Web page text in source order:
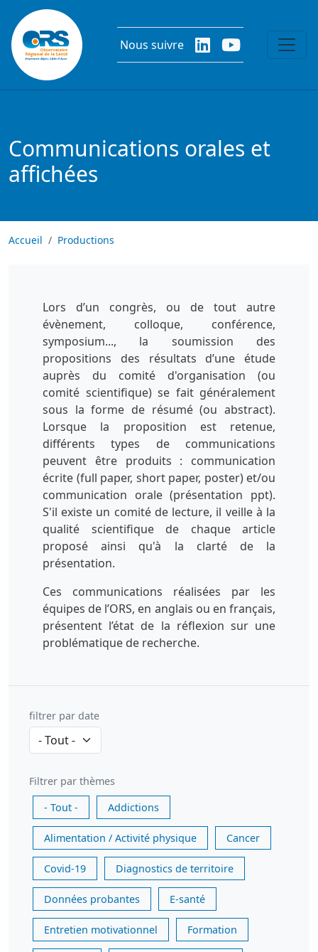
Aller au contenu principal
Nous suivre
Communications orales et
affichées
Accueil Productions
Lors d’un congrès, ou de tout autre
évènement, colloque, conférence,
symposium..., la soumission des
propositions des résultats d’une étude
auprès du comité d'organisation (ou
comité scientifique) se fait généralement
sous la forme de résumé (ou abstract).
Lorsque la proposition est retenue,
différents types de communications
peuvent être produits : communication
écrite (full paper, short paper, poster) et/ou
communication orale (présentation ppt).
S'il existe un comité de lecture, il veille à la
qualité scientifique de chaque article
proposé ainsi qu'à la clarté de la
présentation.
Ces communications réalisées par les
équipes de l’ORS, en anglais ou en français,
présentent l’état de la réflexion sur une
problématique de recherche.
filtrer par date
Filtrer par thèmes
- Tout -
Addictions
Alimentation / Activité physique Cancer
Covid-19 Diagnostics de territoire
Données probantes E-santé
Entretien motivationnel Formation